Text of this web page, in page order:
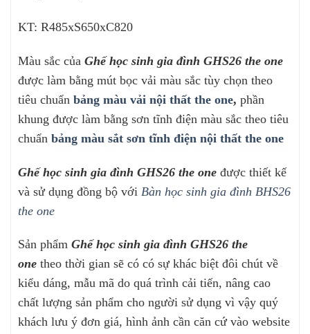
KT: R485xS650xC820
Màu sắc của Ghế học sinh gia đình GHS26 the one
được làm bằng mút bọc vải màu sắc tùy chọn theo
tiêu chuẩn bảng màu vải nội thất the one, phần
khung được làm bằng sơn tĩnh điện màu sắc theo tiêu
chuẩn bảng màu sắt sơn tĩnh điện nội thất the one
Ghế học sinh gia đình GHS26 the one được thiết kế
và sử dụng đồng bộ với Bàn học sinh gia đình BHS26
the one
Sản phẩm Ghếhọc sinh gia đình GHS26 the
one theo thời gian sẽ có có sự khác biệt đôi chút về
kiểu dáng, mẫu mã do quá trình cải tiến, nâng cao
chất lượng sản phẩm cho người sử dụng vì vậy quý
khách lưu ý đơn giá, hình ảnh cần căn cứ vào website